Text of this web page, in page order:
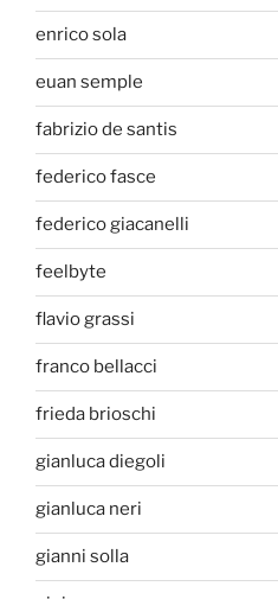
enrico sola
euan semple
fabrizio de santis
federico fasce
federico giacanelli
feelbyte
flavio grassi
franco bellacci
frieda brioschi
gianluca diegoli
gianluca neri
gianni solla